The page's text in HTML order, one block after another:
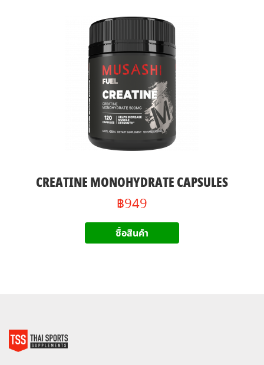
CREATINE MONOHYDRATE CAPSULES
฿949
ซื้อสินค้า